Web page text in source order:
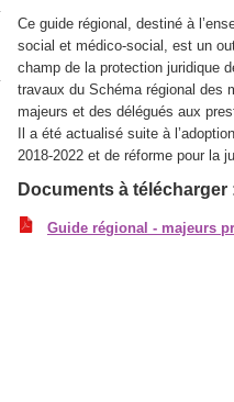
Ce guide régional, destiné à
social et médico-social, est un
champ de la protection juridique
travaux du Schéma régional des
majeurs et des délégués aux
Il a été actualisé suite à
2018-2022 et de réforme pour la
Documents à télécharger
Guide régional - majeurs